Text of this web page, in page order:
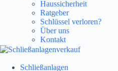
Haussicherheit
Ratgeber
Schlüssel verloren?
Über uns
Kontakt
Schließanlagen